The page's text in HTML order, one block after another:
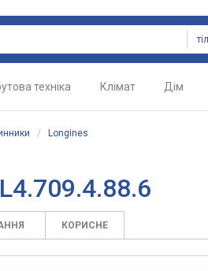
техніка Клімат Дім
/ Longines
КОРИСНЕ